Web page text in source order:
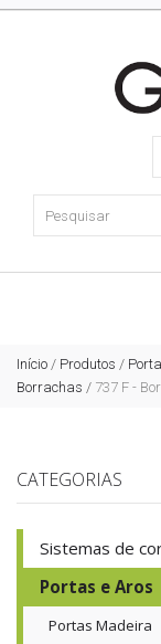
Início / Produtos /
Borrachas / 737 F -
CATEGORIAS
Sistemas de
Portas e Aros
Portas Madeira